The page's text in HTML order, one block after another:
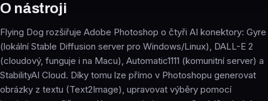
O nástroji
Flying Dog rozšiřuje Adobe Photoshop o čtyři AI konektory: Gyre
(lokální Stable Diffusion server pro Windows/Linux), DALL-E 2
(cloudový, funguje i na Macu), Automatic1111 (komunitní server) a
StabilityAI Cloud. Díky tomu lze přímo v Photoshopu generovat
obrázky z textu (Text2Image), upravovat výběry pomocí